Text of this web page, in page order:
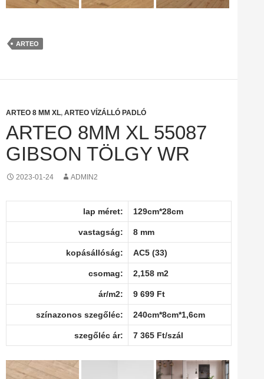
ARTEO
ARTEO 8 MM XL, ARTEO VÍZÁLLÓ PADLÓ
ARTEO 8MM XL 55087
GIBSON TÖLGY WR
2023-01-24 ADMIN2
lap méret: 129cm*28cm
vastagság: 8 mm
kopásállóság: AC5 (33)
csomag: 2,158 m2
ár/m2: 9 699 Ft
színazonos szegőléc: 240cm*8cm*1,6cm
szegőléc ár: 7 365 Ft/szál